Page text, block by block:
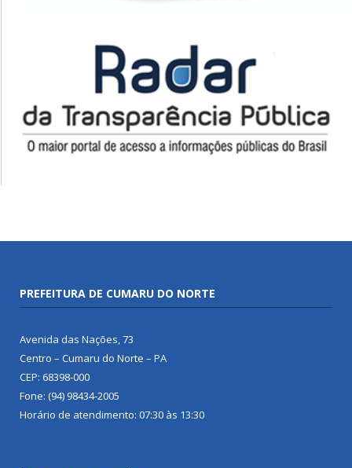
PREFEITURA DE CUMARU DO NORTE
Avenida das Nações, 73
Centro – Cumaru do Norte – PA
CEP: 68398-000
Fone: (94) 98434-2005
Horário de atendimento: 07:30 às 13:30